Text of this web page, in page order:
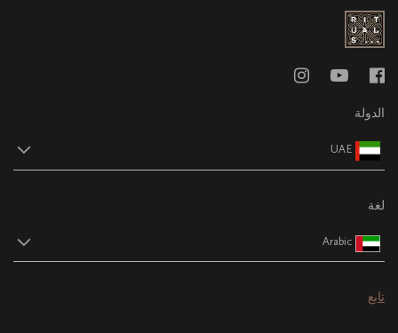
الدولة
UAE
لغة
Arabic
تابع